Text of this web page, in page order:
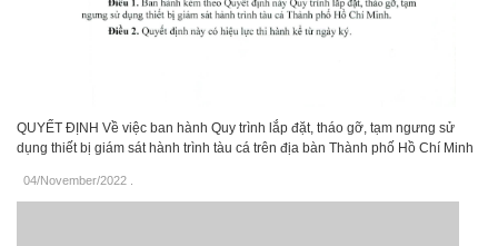
QUYẾT ĐỊNH Về việc ban hành Quy trình lắp đặt, tháo gỡ, tạm ngưng sử
dụng thiết bị giám sát hành trình tàu cá trên địa bàn Thành phố Hồ Chí Minh
04/November/2022